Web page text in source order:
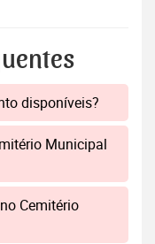
disponíveis?
Municipal
Cemitério